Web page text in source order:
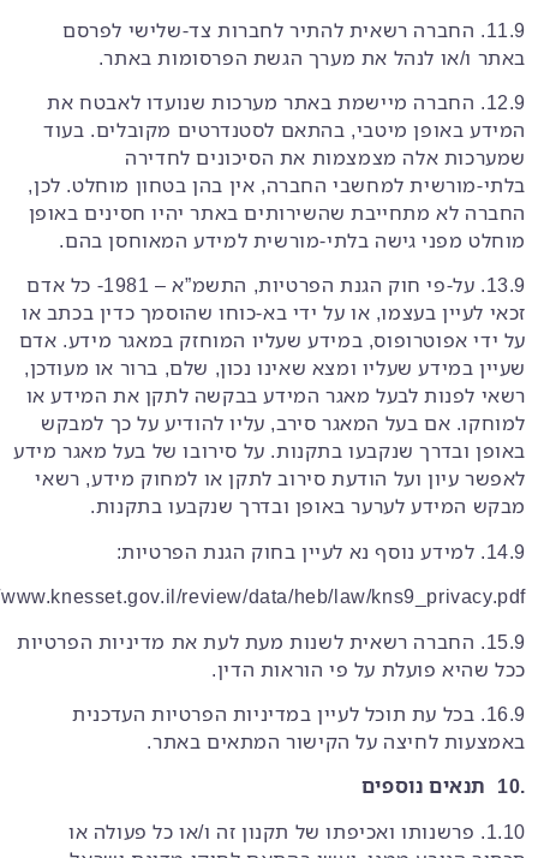
11.9. החברה רשאית להתיר לחברות צד-שלישי לפרסם
באתר ו/או לנהל את מערך הגשת הפרסומות באתר.
12.9. החברה מיישמת באתר מערכות שנועדו לאבטח את
המידע באופן מיטבי, בהתאם לסטנדרטים מקובלים. בעוד
שמערכות אלה מצמצמות את הסיכונים לחדירה
בלתי-מורשית למחשבי החברה, אין בהן בטחון מוחלט. לכן,
החברה לא מתחייבת שהשירותים באתר יהיו חסינים באופן
מוחלט מפני גישה בלתי-מורשית למידע המאוחסן בהם.
13.9. על-פי חוק הגנת הפרטיות, התשמ”א – 1981- כל אדם
זכאי לעיין בעצמו, או על ידי בא-כוחו שהוסמך כדין בכתב או
על ידי אפוטרופוס, במידע שעליו המוחזק במאגר מידע. אדם
שעיין במידע שעליו ומצא שאינו נכון, שלם, ברור או מעודכן,
רשאי לפנות לבעל מאגר המידע בבקשה לתקן את המידע או
למוחקו. אם בעל המאגר סירב, עליו להודיע על כך למבקש
באופן ובדרך שנקבעו בתקנות. על סירובו של בעל מאגר מידע
לאפשר עיון ועל הודעת סירוב לתקן או למחוק מידע, רשאי
מבקש המידע לערער באופן ובדרך שנקבעו בתקנות.
14.9. למידע נוסף נא לעיין בחוק הגנת הפרטיות:
review/data/heb/law/kns9_privacy.pdf
15.9. החברה רשאית לשנות מעת לעת את מדיניות הפרטיות
ככל שהיא פועלת על פי הוראות הדין.
16.9. בכל עת תוכל לעיין במדיניות הפרטיות העדכנית
באמצעות לחיצה על הקישור המתאים באתר.
.10
תנאים נוספים
1.10. פרשנותו ואכיפתו של תקנון זה ו/או כל פעולה או